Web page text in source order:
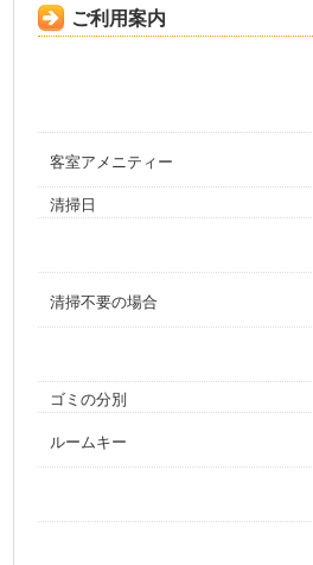
ご利用案内
客室アメニティー
清掃日
清掃不要の場合
ゴミの分別
ルームキー